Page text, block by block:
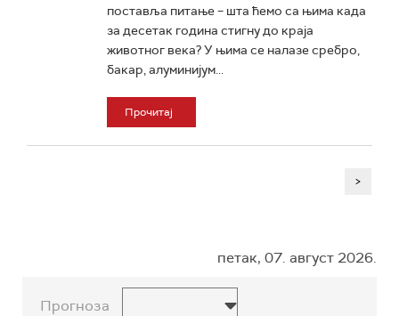
поставља питање – шта ћемо са њима када
за десетак година стигну до краја
животног века? У њима се налазе сребро,
бакар, алуминијум...
Прочитај
>
петак, 07. август 2026.
Прогноза